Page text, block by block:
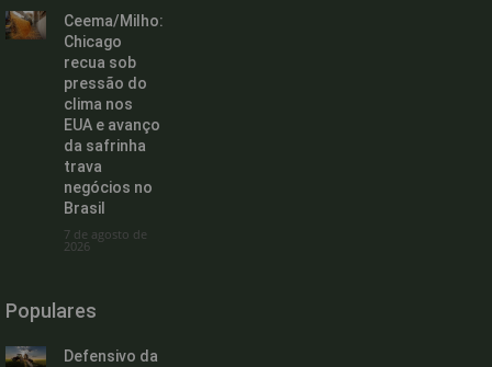
Ceema/Milho:
Chicago
recua sob
pressão do
clima nos
EUA e avanço
da safrinha
trava
negócios no
Brasil
7 de agosto de
2026
Populares
Defensivo da